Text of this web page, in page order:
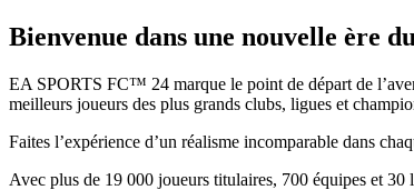
Bienvenue dans une nouvelle ère
EA SPORTS FC™ 24 marque le point de départ de
meilleurs joueurs des plus grands clubs, ligues et
Faites l’expérience d’un réalisme incomparable dans
Avec plus de 19 000 joueurs titulaires, 700 équipes et